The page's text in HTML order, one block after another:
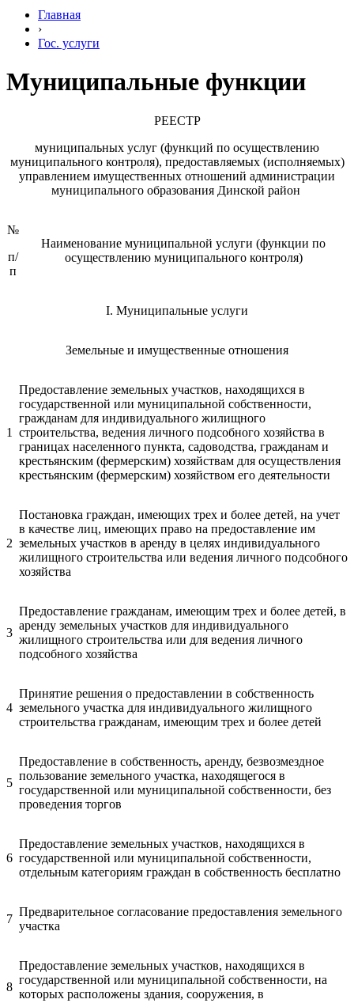
Главная
›
Гос. услуги
Муниципальные функции
РЕЕСТР
муниципальных услуг (функций по осуществлению
муниципального контроля), предоставляемых (исполняемых)
управлением имущественных отношений администрации
муниципального образования Динской район
№
п/
п
Наименование муниципальной услуги (функции по
осуществлению муниципального контроля)
I. Муниципальные услуги
Земельные и имущественные отношения
1
Предоставление земельных участков, находящихся в
государственной или муниципальной собственности,
гражданам для индивидуального жилищного
строительства, ведения личного подсобного хозяйства в
границах населенного пункта, садоводства, гражданам и
крестьянским (фермерским) хозяйствам для осуществления
крестьянским (фермерским) хозяйством его деятельности
2
Постановка граждан, имеющих трех и более детей, на учет
в качестве лиц, имеющих право на предоставление им
земельных участков в аренду в целях индивидуального
жилищного строительства или ведения личного подсобного
хозяйства
3
Предоставление гражданам, имеющим трех и более детей, в
аренду земельных участков для индивидуального
жилищного строительства или для ведения личного
подсобного хозяйства
4
Принятие решения о предоставлении в собственность
земельного участка для индивидуального жилищного
строительства гражданам, имеющим трех и более детей
5
Предоставление в собственность, аренду, безвозмездное
пользование земельного участка, находящегося в
государственной или муниципальной собственности, без
проведения торгов
6
Предоставление земельных участков, находящихся в
государственной или муниципальной собственности,
отдельным категориям граждан в собственность бесплатно
7
Предварительное согласование предоставления земельного
участка
8
Предоставление земельных участков, находящихся в
государственной или муниципальной собственности, на
которых расположены здания, сооружения, в